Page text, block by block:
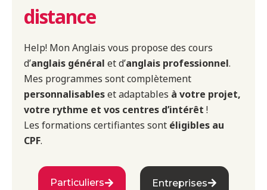
distance
Help! Mon Anglais vous propose des cours
d’anglais général et d’anglais professionnel.
Mes programmes sont complètement
personnalisableset adaptables à votre projet,
votre rythme et vos centres d’intérêt !
Les formations certifiantes sont éligibles au
CPF.
Particuliers Entreprises